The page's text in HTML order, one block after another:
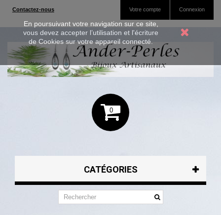
En poursuivant votre navigation sur ce site,
vous devez accepter l’utilisation et l'écriture
de Cookies sur votre appareil connecté.
Connexion
Votre compte
Contactez-nous
0
CATÉGORIES